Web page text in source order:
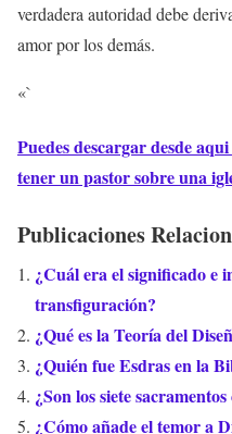
verdadera autoridad debe
amor por los demás.
«`
Puedes descargar desde
tener un pastor sobre una
Publicaciones
¿Cuál era el significado e
transfiguración?
¿Qué es la Teoría del
¿Quién fue Esdras en la
¿Son los siete
¿Cómo añade el temor a